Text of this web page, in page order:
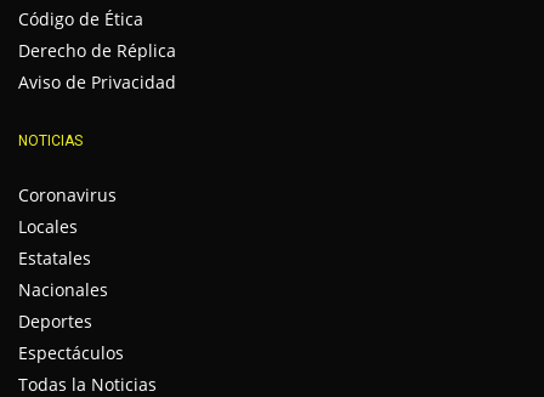
Código de Ética
Derecho de Réplica
Aviso de Privacidad
NOTICIAS
Coronavirus
Locales
Estatales
Nacionales
Deportes
Espectáculos
Todas la Noticias